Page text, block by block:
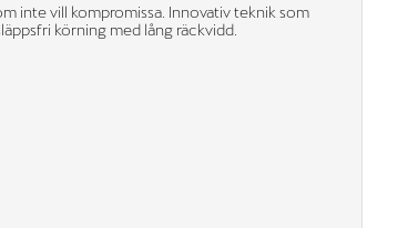
inte vill kompromissa. Innovativ teknik som
körning med lång räckvidd.